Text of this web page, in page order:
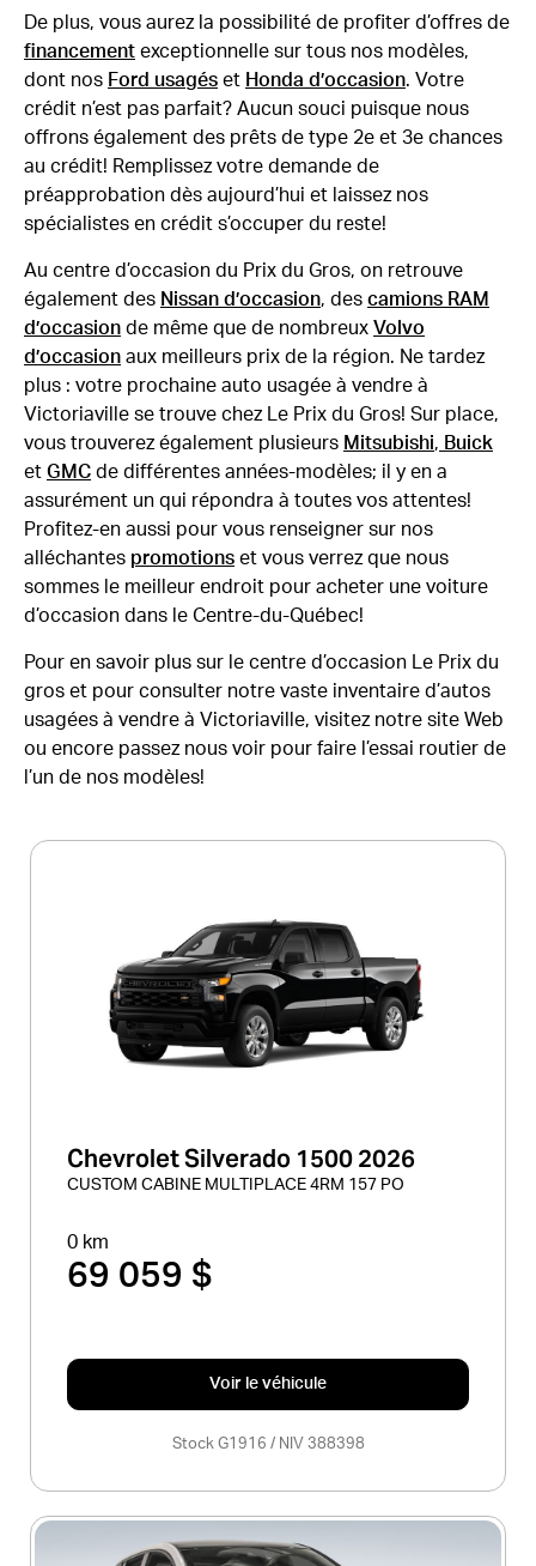
De plus, vous aurez la possibilité de profiter d’offres de
financement exceptionnelle sur tous nos modèles,
dont nos Ford usagés et Honda d’occasion. Votre
crédit n’est pas parfait? Aucun souci puisque nous
offrons également des prêts de type 2e et 3e chances
au crédit! Remplissez votre demande de
préapprobation dès aujourd’hui et laissez nos
spécialistes en crédit s’occuper du reste!
Au centre d’occasion du Prix du Gros, on retrouve
également des Nissan d’occasion, des camions RAM
d’occasion de même que de nombreux Volvo
d’occasion aux meilleurs prix de la région. Ne tardez
plus : votre prochaine auto usagée à vendre à
Victoriaville se trouve chez Le Prix du Gros! Sur place,
vous trouverez également plusieurs Mitsubishi, Buick
et GMC de différentes années-modèles; il y en a
assurément un qui répondra à toutes vos attentes!
Profitez-en aussi pour vous renseigner sur nos
alléchantes promotions et vous verrez que nous
sommes le meilleur endroit pour acheter une voiture
d’occasion dans le Centre-du-Québec!
Pour en savoir plus sur le centre d’occasion Le Prix du
gros et pour consulter notre vaste inventaire d’autos
usagées à vendre à Victoriaville, visitez notre site Web
ou encore passez nous voir pour faire l’essai routier de
l’un de nos modèles!
Chevrolet Silverado 1500 2026
CUSTOM CABINE MULTIPLACE 4RM 157 PO
0 km
69 059 $
Voir le véhicule
Stock G1916 / NIV 388398